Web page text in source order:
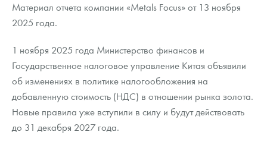
Гарри Поттер
Флот: ледоколы и корабли
Ювелирные изделия
Условия возврата
Политика конфиденциальности
Положение по обработке и защите персональных данных
Письмо директору
Материал отчета компании «Metals Focus» от 13 ноября
2025 года.
1 ноября 2025 года Министерство финансов и
Государственное налоговое управление Китая объявили
об изменениях в политике налогообложения на
добавленную стоимость (НДС) в отношении рынка золота.
Новые правила уже вступили в силу и будут действовать
до 31 декабря 2027 года.